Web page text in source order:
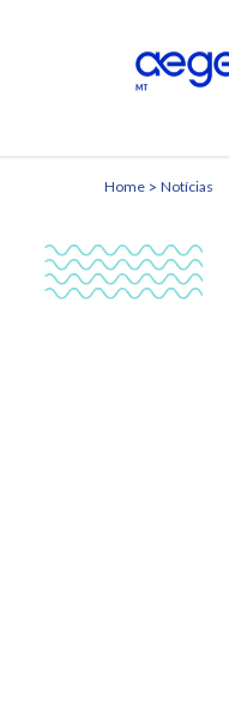
Home Notícias